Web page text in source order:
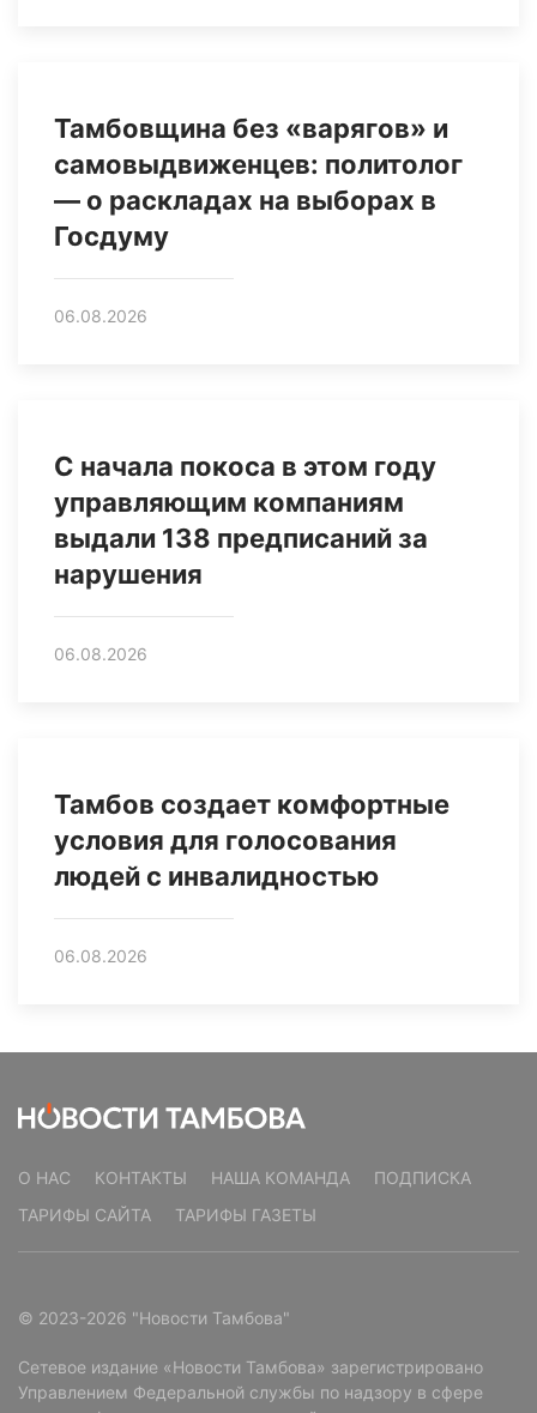
Тамбовщина без «варягов» и
самовыдвиженцев: политолог
— о раскладах на выборах в
Госдуму
06.08.2026
С начала покоса в этом году
управляющим компаниям
выдали 138 предписаний за
нарушения
06.08.2026
Тамбов создает комфортные
условия для голосования
людей с инвалидностью
06.08.2026
О НАС КОНТАКТЫ НАША КОМАНДА
ПОДПИСКА
ТАРИФЫ САЙТА
ТАРИФЫ ГАЗЕТЫ
© 2023-2026 "Новости Тамбова"
Сетевое издание «Новости Тамбова» зарегистрировано
Управлением Федеральной службы по надзору в сфере